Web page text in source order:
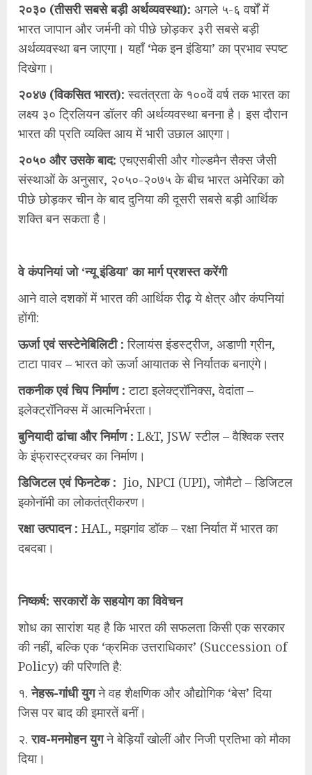
२०३० (तीसरी सबसे बड़ी अर्थव्यवस्था): अगले ५-६ वर्षों में
भारत जापान और जर्मनी को पीछे छोड़कर ३री सबसे बड़ी
अर्थव्यवस्था बन जाएगा। यहाँ ‘मेक इन इंडिया’ का प्रभाव स्पष्ट
दिखेगा।
२०४७ (विकसित भारत): स्वतंत्रता के १००वें वर्ष तक भारत का
लक्ष्य ३० ट्रिलियन डॉलर की अर्थव्यवस्था बनना है। इस दौरान
भारत की प्रति व्यक्ति आय में भारी उछाल आएगा।
२०५० और उसके बाद: एचएसबीसी और गोल्डमैन सैक्स जैसी
संस्थाओं के अनुसार, २०५०-२०७५ के बीच भारत अमेरिका को
पीछे छोड़कर चीन के बाद दुनिया की दूसरी सबसे बड़ी आर्थिक
शक्ति बन सकता है।
वे कंपनियां जो ‘न्यू इंडिया’ का मार्ग प्रशस्त करेंगी
आने वाले दशकों में भारत की आर्थिक रीढ़ ये क्षेत्र और कंपनियां
होंगी:
ऊर्जा एवं सस्टेनेबिलिटी : रिलायंस इंडस्ट्रीज, अडाणी ग्रीन,
टाटा पावर – भारत को ऊर्जा आयातक से निर्यातक बनाएंगे।
तकनीक एवं चिप निर्माण : टाटा इलेक्ट्रॉनिक्स, वेदांता –
इलेक्ट्रॉनिक्स में आत्मनिर्भरता।
बुनियादी ढांचा और निर्माण : L&T, JSW स्टील – वैश्विक स्तर
के इंफ्रास्ट्रक्चर का निर्माण।
डिजिटल एवं फिनटेक : Jio, NPCI (UPI), जोमैटो – डिजिटल
इकोनॉमी का लोकतंत्रीकरण।
रक्षा उत्पादन : HAL, मझगांव डॉक – रक्षा निर्यात में भारत का
दबदबा।
निष्कर्ष: सरकारों के सहयोग का विवेचन
शोध का सारांश यह है कि भारत की सफलता किसी एक सरकार
की नहीं, बल्कि एक ‘क्रमिक उत्तराधिकार’ (Succession of
Policy) की परिणति है:
१.नेहरू-गांधी युगने वह शैक्षणिक और औद्योगिक ‘बेस’ दिया
जिस पर बाद की इमारतें बनीं।
२.राव-मनमोहन युगने बेड़ियाँ खोलीं और निजी प्रतिभा को मौका
दिया।